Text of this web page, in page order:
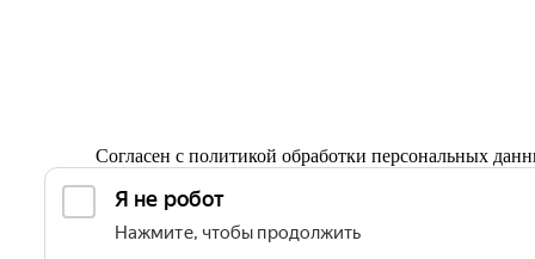
Согласен с политикой обработки персональных